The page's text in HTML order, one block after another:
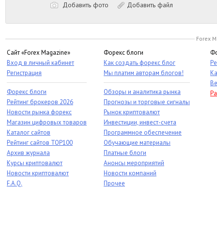
Добавить фото Добавить файл
Forex
Сайт «Forex Magazine»
Вход в личный кабинет
Регистрация
Форекс блоги
Рейтинг брокеров 2026
Новости рынка форекс
Магазин цифровых товаров
Каталог сайтов
Рейтинг сайтов TOP100
Архив журнала
Курсы криптовалют
Новости криптовалют
F.A.Q.
Форекс блоги
Как создать форекс блог
Мы платим авторам блогов!
Обзоры и аналитика рынка
Прогнозы и торговые сигналы
Рынок криптовалют
Инвестиции, инвест-счета
Программное обеспечение
Обучающие материалы
Платные блоги
Анонсы мероприятий
Новости компаний
Прочее